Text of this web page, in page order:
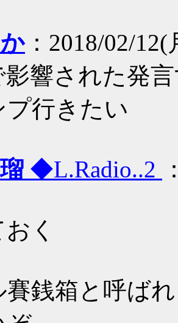
：2018/02/12(
影響された発
プ行きたい
◆L.Radio..2
く
賽銭箱と呼ば